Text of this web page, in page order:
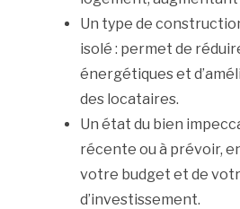
Un type de
isolé : permet de
énergétiques et
des locataires.
Un état du bien
récente ou à prévoir,
votre budget et de
d’investissement.